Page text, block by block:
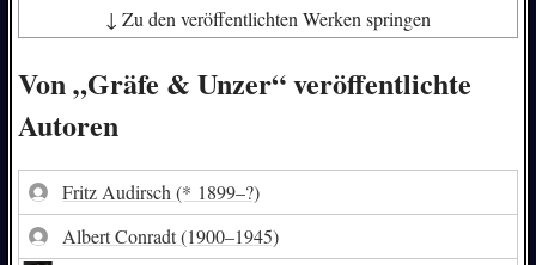
↓ Zu den veröffentlichten Werken springen
Von „Gräfe & Unzer“ veröffentlichte
Autoren
Fritz Audirsch(* 1899–?)
Albert Conradt(1900–1945)